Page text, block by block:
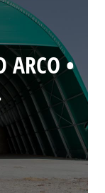
ARCO •